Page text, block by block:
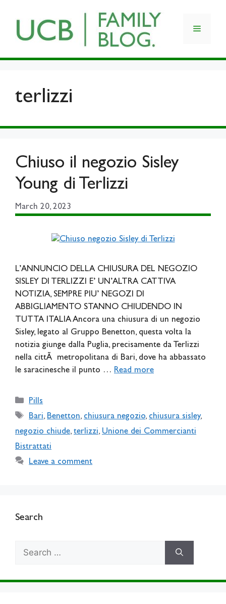
content
Menu
terlizzi
Chiuso il negozio Sisley
Young di Terlizzi
March 20, 2023
L’ANNUNCIO DELLA CHIUSURA DEL NEGOZIO
SISLEY DI TERLIZZI E’ UN’ALTRA CATTIVA
NOTIZIA, SEMPRE PIU’ NEGOZI DI
ABBIGLIAMENTO STANNO CHIUDENDO IN
TUTTA ITALIA Ancora una chiusura di un negozio
Sisley, legato al Gruppo Benetton, questa volta la
notizia giunge dalla Puglia, precisamente da Terlizzi
nella cittÃ metropolitana di Bari, dove ha abbassato
le saracinesche il punto … Read more
Categories
Pills
Tags
Bari, Benetton, chiusura negozio, chiusura sisley,
negozio chiude, terlizzi, Unione dei Commercianti
Bistrattati
Leave a comment
Search